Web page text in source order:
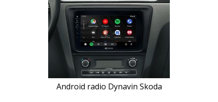
Android radio Dynavin Skoda